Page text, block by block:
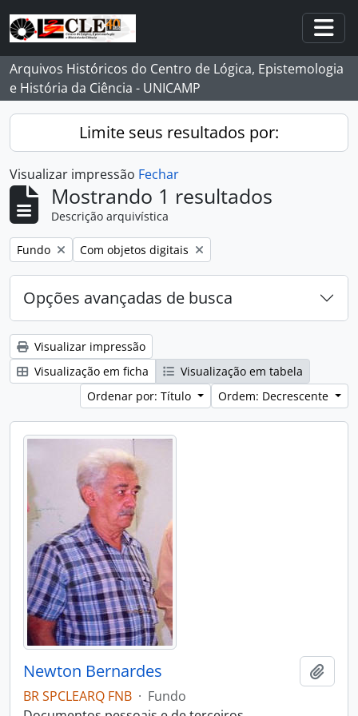
Skip to main content
Arquivos Históricos do Centro de Lógica, Epistemologia
e História da Ciência - UNICAMP
Limite seus resultados por:
Visualizar impressão Fechar
Mostrando 1 resultados
Descrição arquivística
Remover filtro:
Fundo Remover filtro:
Com objetos digitais
Opções avançadas de busca
Visualizar impressão
Visualização em ficha
Visualização em tabela
Ordenar por: Título
Ordem: Decrescente
Newton Bernardes
BR SPCLEARQ FNB · Fundo